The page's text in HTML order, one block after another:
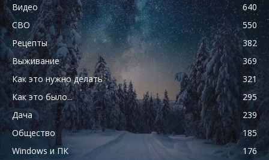
Видео
640
СВО
550
Рецепты
382
Выживание
369
Как это нужно делать
321
Как это было...
295
Дача
239
Общество
185
Windows и ПК
176